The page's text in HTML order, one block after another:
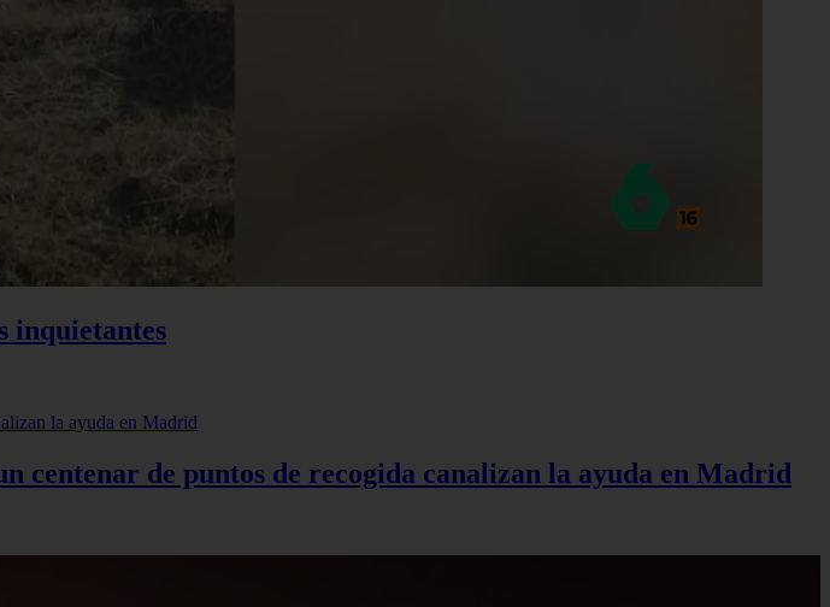
inquietantes
centenar de puntos de recogida canalizan la ayuda en Madrid